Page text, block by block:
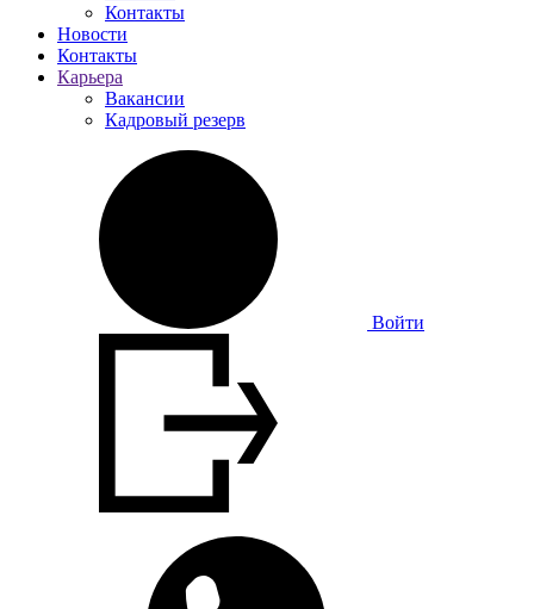
Контакты
Новости
Контакты
Карьера
Вакансии
Кадровый резерв
Войти